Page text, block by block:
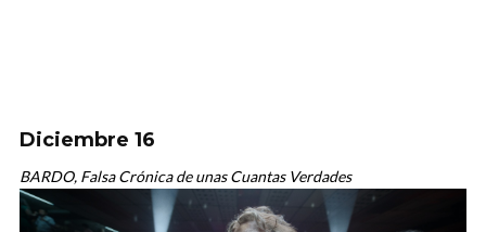
Diciembre 16
BARDO, Falsa Crónica de unas Cuantas Verdades